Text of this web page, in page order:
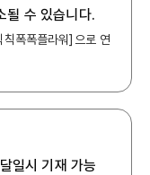
될 수 있습니다.
폭폭플라워]으로 연
일시 기재 가능